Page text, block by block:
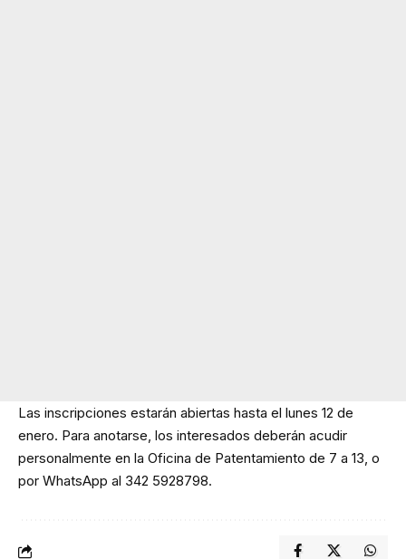
Las inscripciones estarán abiertas hasta el lunes 12 de
enero. Para anotarse, los interesados deberán acudir
personalmente en la Oficina de Patentamiento de 7 a 13, o
por WhatsApp al 342 5928798.